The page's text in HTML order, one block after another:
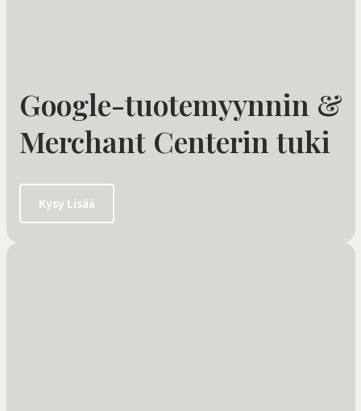
Google-tuotemyynnin &
Merchant Centerin tuki
Kysy Lisää